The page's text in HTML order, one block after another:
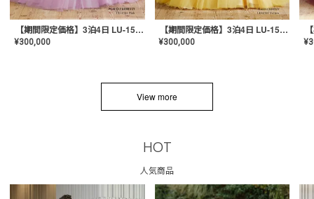
【期間限定価格】3泊4日 LU-1501(Pink)
¥300,000
【期間限定価格】3泊4日 LU-1501(Yellow)
¥300,000 ¥
View more
HOT
人気商品